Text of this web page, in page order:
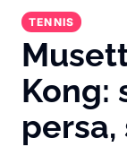
TENNIS
Kong: